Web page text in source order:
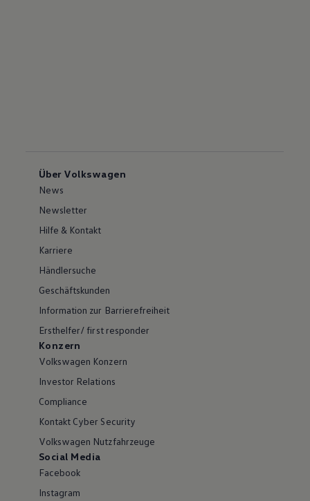
Über Volkswagen
News
Newsletter
Hilfe & Kontakt
Karriere
Händlersuche
Geschäftskunden
Information zur Barrierefreiheit
Ersthelfer/ first responder
Konzern
Volkswagen Konzern
Investor Relations
Compliance
Kontakt Cyber Security
Volkswagen Nutzfahrzeuge
Social Media
Facebook
Instagram